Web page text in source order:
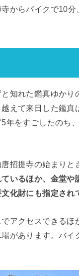
からバイクで10分
知れた鑑真ゆかり
えて来日した鑑真
年をすごしたのち
招提寺の始まりと
いるほか、金堂や
化財にも指定され
アクセスできるほ
があります。バイ